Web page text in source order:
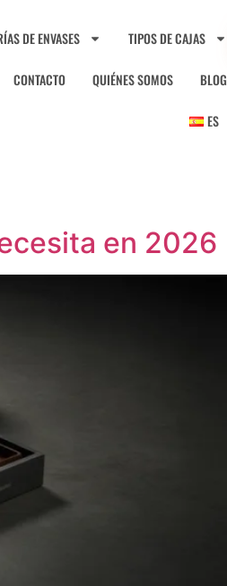
DE ENVASES TIPOS DE CAJAS
CONTACTO QUIÉNES SOMOS BLOG
ES
en 2026